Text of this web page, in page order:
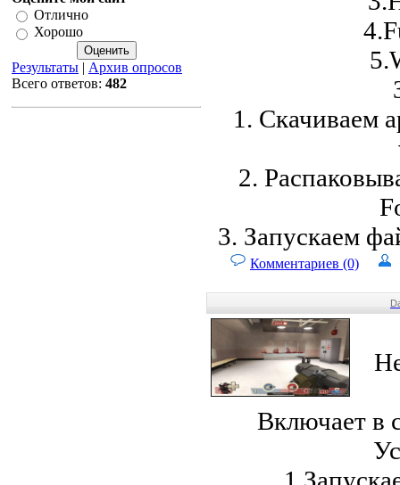
Отлично
Хорошо
Результаты | Архив опросов
Всего ответов: 482
1. Скачиваем
2.
3. Запускаем
Комментариев (0)
Включает в